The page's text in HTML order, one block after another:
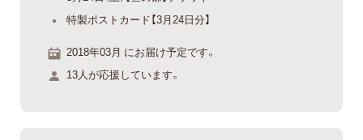
特製ポストカード【3月24日分】
2018年03月 にお届け予定です。
13人が応援しています。